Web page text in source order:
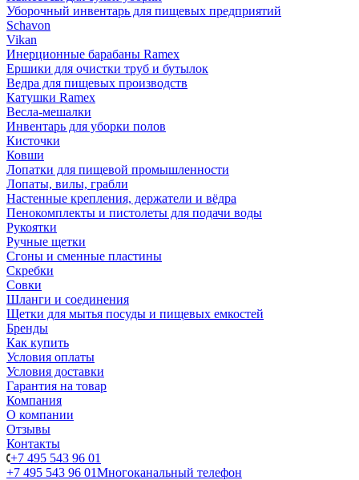
Уборочный инвентарь для пищевых предприятий
Schavon
Vikan
Инерционные барабаны Ramex
Ершики для очистки труб и бутылок
Ведра для пищевых производств
Катушки Ramex
Весла-мешалки
Инвентарь для уборки полов
Кисточки
Ковши
Лопатки для пищевой промышленности
Лопаты, вилы, грабли
Настенные крепления, держатели и вёдра
Пенокомплекты и пистолеты для подачи воды
Рукоятки
Ручные щетки
Сгоны и сменные пластины
Скребки
Совки
Шланги и соединения
Щетки для мытья посуды и пищевых емкостей
Бренды
Как купить
Условия оплаты
Условия доставки
Гарантия на товар
Компания
О компании
Отзывы
Контакты
+7 495 543 96 01
+7 495 543 96 01Многоканальный телефон